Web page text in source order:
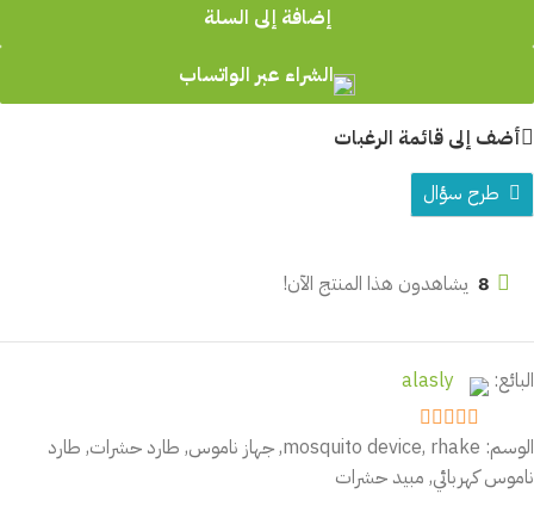
إضافة إلى السلة
الشراء عبر الواتساب
أضف إلى قائمة الرغبات
طرح سؤال
8 يشاهدون هذا المنتج الآن!
البائع: alasly
5
out of 5
الوسم: mosquito device, rhake
,جهاز ناموس, طارد حشرات, طارد
ناموس كهربائي, مبيد حشرات